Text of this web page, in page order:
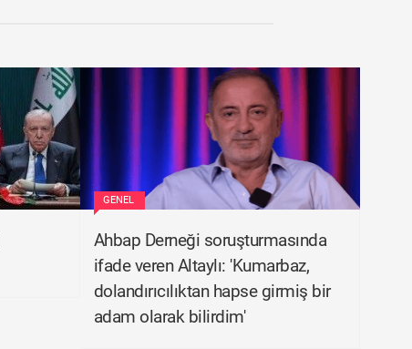
GENEL
Ahbap Derneği soruşturmasında
ifade veren Altaylı: 'Kumarbaz,
dolandırıcılıktan hapse girmiş bir
adam olarak bilirdim'